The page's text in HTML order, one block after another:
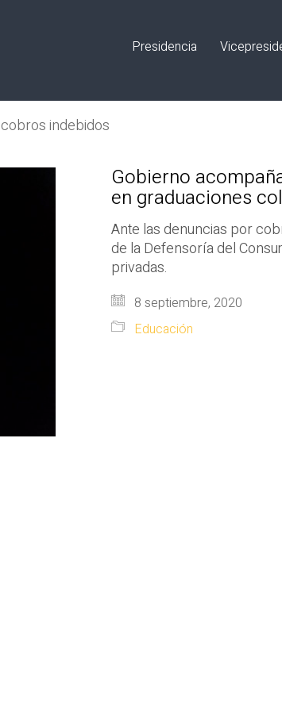
Presidencia
cobros indebidos
Gobierno
en graduaciones
Ante las denuncias por
de la Defensoría del
privadas.
8 septiembre, 2020
Educación